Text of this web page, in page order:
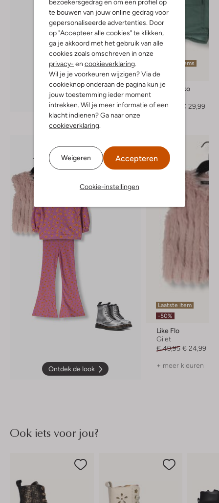
te bouwen van jouw online gedrag voor
gepersonaliseerde advertenties. Door
op "Accepteer alle cookies" te klikken,
ga je akkoord met het gebruik van alle
cookies zoals omschreven in onze
privacy- en cookieverklaring
Wil je je voorkeuren wijzigen? Via de
cookieknop onderaan de pagina kun je
jouw toestemming ieder moment
intrekken. Wil je meer informatie of een
klacht indienen? Ga naar onze
cookieverklaring
Weigeren Accepteren
Cookie-instellingen
Ontdek de look
Laatste items
-50%
Koko Noko
€ 59,95
€ 29,99
Ontdek de look
Laatste item
-50%
Like Flo
Gilet
€ 49,95 € 24,99
+ meer kleuren
Ook iets voor jou?